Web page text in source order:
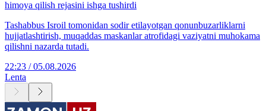
himoya qilish rejasini ishga tushirdi
Tashabbus Isroil tomonidan sodir etilayotgan qonunbuzarliklarni
hujjatlashtirish, muqaddas maskanlar atrofidagi vaziyatni muhokama
qilishni nazarda tutadi.
22:23 / 05.08.2026
Lenta